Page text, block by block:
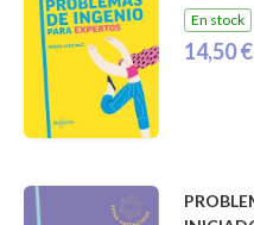
En stock
14,50 €